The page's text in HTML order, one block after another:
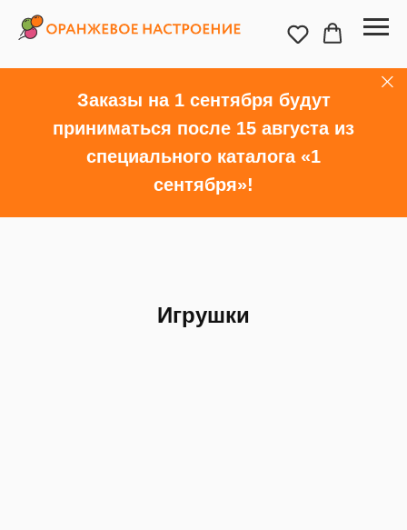
Заказы на 1 сентября будут
приниматься после 15 августа из
специального каталога «1
сентября»!
Игрушки